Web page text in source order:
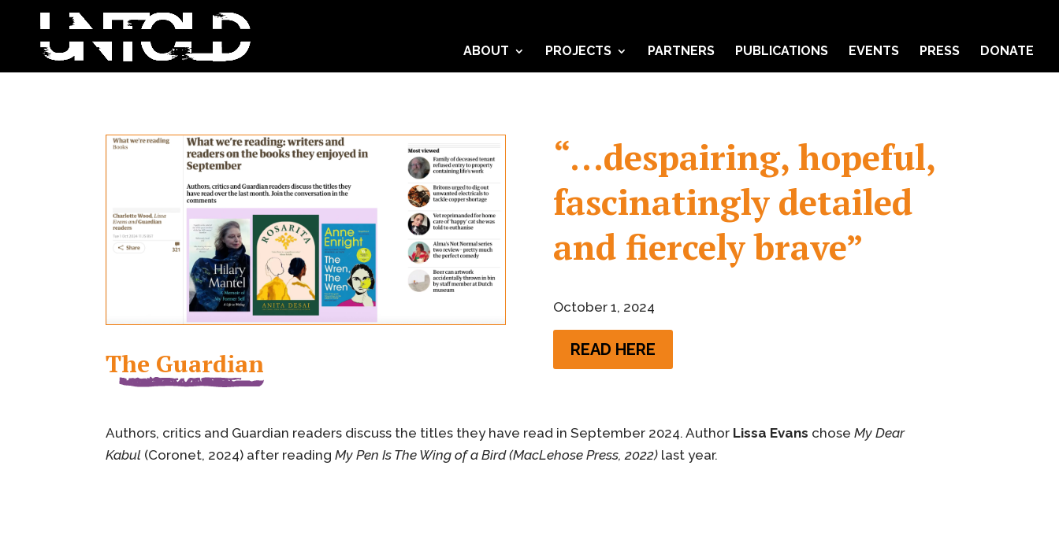
ABOUT PROJECTS PARTNERS PUBLICATIONS EVENTS PRESS DONATE
The Guardian
“…despairing, hopeful,
fascinatingly detailed
and fiercely brave”
October 1, 2024
READ HERE
Authors, critics and Guardian readers discuss the titles they have read in September 2024. Author Lissa Evans choseMy Dear
Kabul (Coronet, 2024) after readingMy Pen Is The Wing of a Bird (MacLehose Press, 2022) last year.